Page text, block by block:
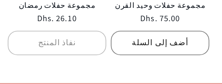
مجموعة حفلات رمضان
Regular
price
Dhs. 26.10
نفاذ المنتج
مجموعة حفلات وحيد القرن
Regular
price
Dhs. 75.00
أضف إلى السلة